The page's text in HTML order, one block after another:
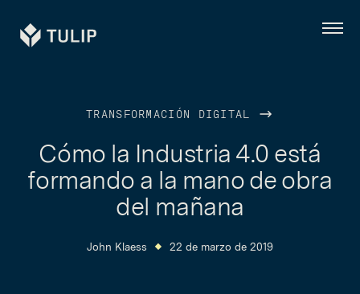
Tulip Menú
TRANSFORMACIÓN DIGITAL
Cómo la Industria 4.0 está
formando a la mano de obra
del mañana
John Klaess 22 de marzo de 2019